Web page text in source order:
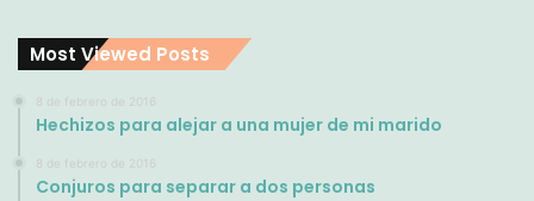
Most Viewed Posts
8 de febrero de 2016
Hechizos para alejar a una mujer de mi marido
8 de febrero de 2016
Conjuros para separar a dos personas